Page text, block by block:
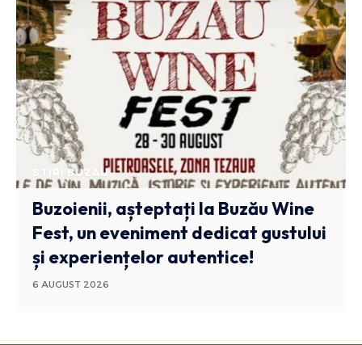
STIRI BUZAU
Buzoienii, așteptați la Buzău Wine
Fest, un eveniment dedicat gustului
și experiențelor autentice!
6 AUGUST 2026